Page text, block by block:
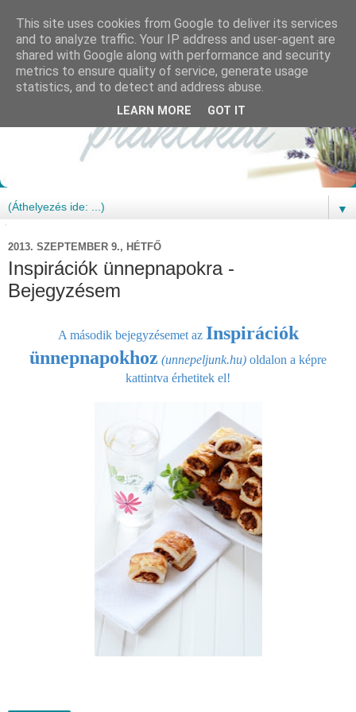
▼
2013. SZEPTEMBER 9., HÉTFŐ
Inspirációk ünnepnapokra -
Bejegyzésem
A második bejegyzésemetaz Inspirációk
ünnepnapokhoz (unnepeljunk.hu) oldalon a képre
kattintva érhetitek el!
This site uses cookies from Google to deliver its services
and to analyze traffic. Your IP address and user-agent are
shared with Google along with performance and security
metrics to ensure quality of service, generate usage
statistics, and to detect and address abuse.
LEARN MORE GOT IT